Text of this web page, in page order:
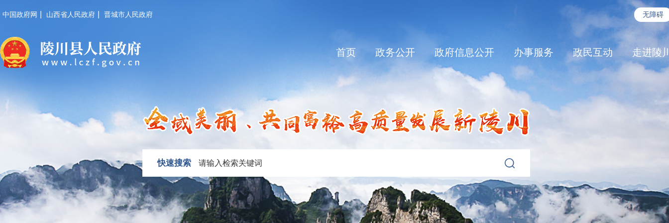
中国政府网 山西省人民政府 晋城市人民政府 无障碍
首页 政务公开 政府信息公开 办事服务 政民互动 走进陵
快速搜索